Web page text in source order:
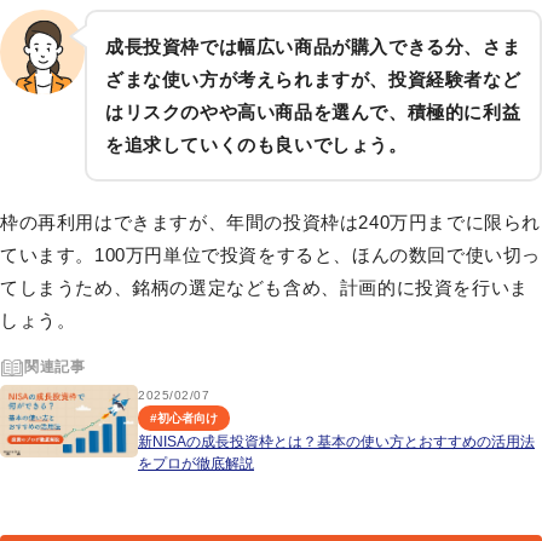
成長投資枠では幅広い商品が購入できる分、さま
ざまな使い方が考えられますが、投資経験者など
はリスクのやや高い商品を選んで、積極的に利益
を追求していくのも良いでしょう。
枠の再利用はできますが、年間の投資枠は240万円までに限られ
ています。100万円単位で投資をすると、ほんの数回で使い切っ
てしまうため、銘柄の選定なども含め、計画的に投資を行いま
しょう。
関連記事
2025/02/07
#初心者向け
新NISAの成長投資枠とは？基本の使い方とおすすめの活用法
をプロが徹底解説